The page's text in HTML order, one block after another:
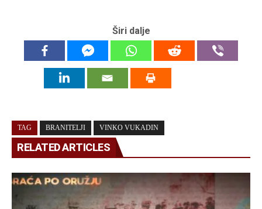
Širi dalje
TAG BRANITELJI VINKO VUKADIN
RELATED ARTICLES